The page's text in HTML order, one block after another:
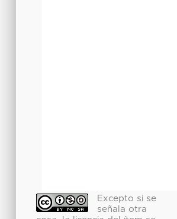
Excepto si se
señala otra